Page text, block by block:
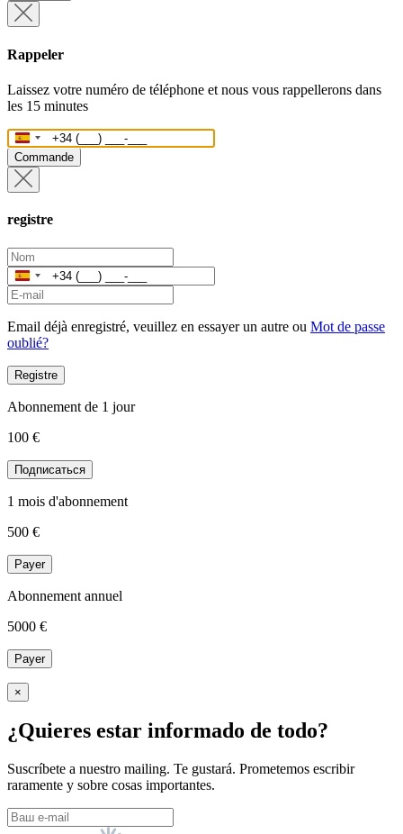
Rappeler
Laissez votre numéro de téléphone et nous vous rappellerons dans
les 15 minutes
Espagne
+34
Commande
registre
Espagne
+34
Email déjà enregistré, veuillez en essayer un autre ou Mot de passe
oublié?
Registre
Abonnement de 1 jour
100 €
Подписаться
1 mois d'abonnement
500 €
Payer
Abonnement annuel
5000 €
Payer
×
¿Quieres estar informado de todo?
Suscríbete a nuestro mailing. Te gustará. Prometemos escribir
raramente y sobre cosas importantes.